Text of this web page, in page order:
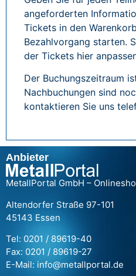
angeforderten
Tickets in den
Bezahlvorgang starten.
der Tickets hier
Der Buchungszeitraum
Nachbuchungen sind
kontaktieren Sie uns
Anbieter
MetallPortal GmbH –
Altendorfer Straße 97-101
45143 Essen
Tel: 0201 / 89619-40
Fax: 0201 / 89619-27
E-Mail: info@metallportal.de